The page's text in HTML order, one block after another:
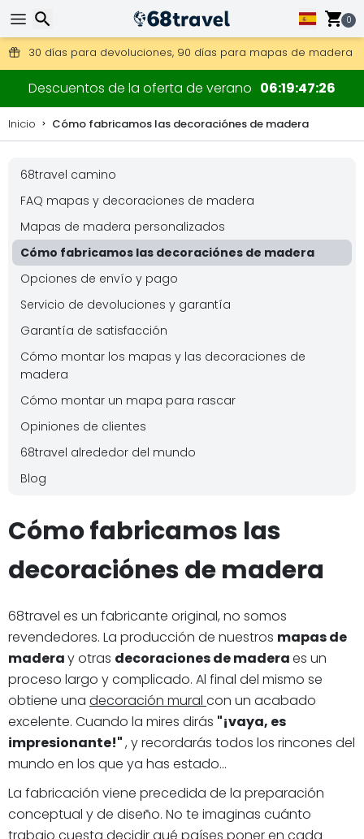
0
Consigue el envío gratuito en pedidos de más de 250 €.
Envío DHL 1 día disponible.
30 días para devoluciones, 90 días para mapas de madera
Descuentos de la oferta de verano 06 19 47 25
Inicio Cómo fabricamos las decoraciónes de madera
68travel camino
FAQ mapas y decoraciones de madera
Mapas de madera personalizados
Cómo fabricamos las decoraciónes de madera
Opciones de envío y pago
Servicio de devoluciones y garantía
Garantía de satisfacción
Cómo montar los mapas y las decoraciones de
madera
Cómo montar un mapa para rascar
Opiniones de clientes
68travel alrededor del mundo
Blog
Cómo fabricamos las
decoraciónes de madera
68travel es un fabricante original, no somos
revendedores. La producción de nuestros mapas de
maderay otras decoraciones de maderaes un
proceso largo y complicado. Al final del mismo se
obtiene una decoración mural con un acabado
excelente. Cuando la mires dirás "¡vaya, es
impresionante!", y recordarás todos los rincones del
mundo en los que ya has estado...
La fabricación viene precedida de la preparación
conceptual y de diseño. No te imaginas cuánto
trabajo cuesta decidir qué países poner en cada
Buscar